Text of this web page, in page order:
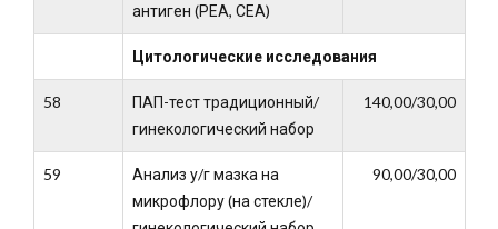
антиген (РЕА, СЕА)
Цитологические исследования
58
ПАП-тест традиционный/
гинекологический набор
140,00/30,00
59
Анализ у/г мазка на
микрофлору (на стекле)/
90,00/30,00